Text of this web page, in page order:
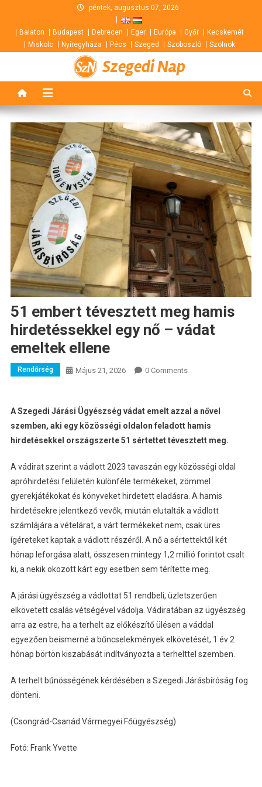
content
péntek, augusztus 07, 2026
Balaton Budapest Debrecen Eger Európa Győr
Kecskemét
Miskolc
Nyíregyháza Pécs Szeged Szoboszló Szolnok
Szegedi Nap
51 embert tévesztett meg hamis
hirdetéssekkel egy nő – vádat
emeltek ellene
Rendőrség Május 21, 2026 0 Comments
A Szegedi Járási Ügyészség vádat emelt azzal a nővel
szemben, aki egy közösségi oldalon feladott hamis
hirdetésekkel országszerte 51 sértettet tévesztett meg.
A vádirat szerint a vádlott 2023 tavaszán egy közösségi oldal
apróhirdetési felületén különféle termékeket, zömmel
gyerekjátékokat és könyveket hirdetett eladásra. A hamis
hirdetésekre jelentkező vevők, miután elutalták a vádlott
számlájára a vételárat, a várt termékeket nem, csak üres
ígéreteket kaptak a vádlott részéről. A nő a sértettektől két
hónap leforgása alatt, összesen mintegy 1,2 millió forintot csalt
ki, a nekik okozott kárt egy esetben sem térítette meg.
A járási ügyészség a vádlottat 51 rendbeli, üzletszerűen
elkövetett csalás vétségével vádolja. Vádiratában az ügyészség
arra az estre, ha a terhelt az előkészítő ülésen a váddal
egyezően beismerné a bűncselekmények elkövetését, 1 év 2
hónap börtön kiszabását indítványozta a terhelttel szemben.
A terhelt bűnösségének kérdésében a Szegedi Járásbíróság fog
dönteni.
(Csongrád-Csanád Vármegyei Főügyészség)
Fotó: Frank Yvette